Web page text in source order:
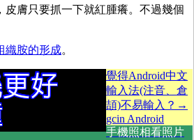
皮膚只要抓一下就紅腫癢。不過幾個
織胺的形成。
覺得Android中文
輸入法(注音、倉
頡)不易輸入？→
gcin Android
手機照相看照片